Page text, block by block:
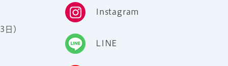
）
Instagram
LINE